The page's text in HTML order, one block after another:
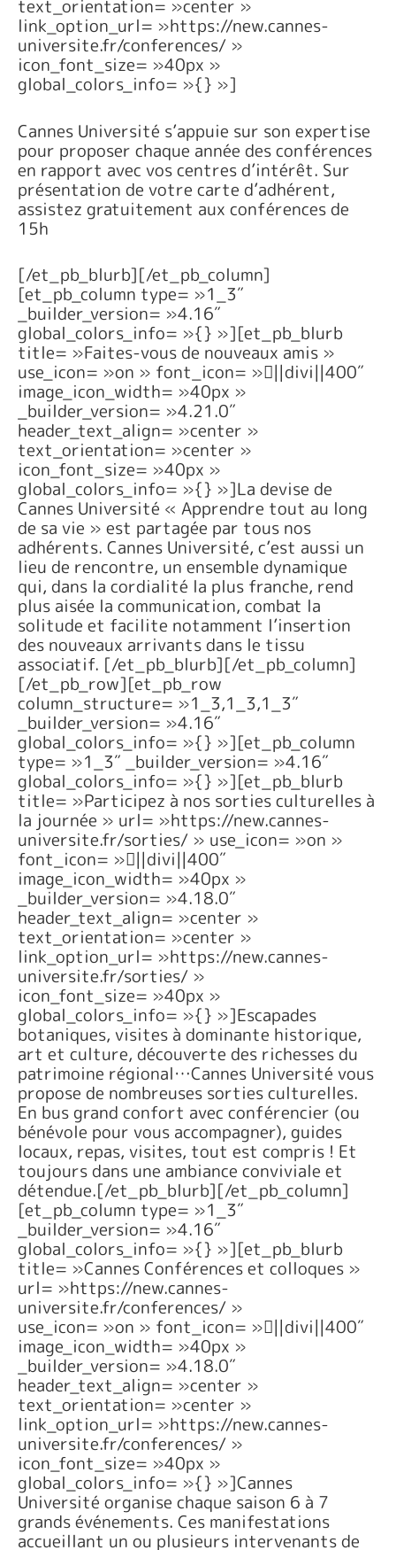
text_orientation= »center »
link_option_url= »https://new.cannes-
universite.fr/conferences/ »
icon_font_size= »40px »
global_colors_info= »{} »]
Cannes Université s’appuie sur son expertise
pour proposer chaque année des conférences
en rapport avec vos centres d’intérêt. Sur
présentation de votre carte d’adhérent,
assistez gratuitement aux conférences de
15h
[/et_pb_blurb][/et_pb_column]
[et_pb_column type= »1_3″
_builder_version= »4.16″
global_colors_info= »{} »][et_pb_blurb
title= »Faites-vous de nouveaux amis »
use_icon= »on » font_icon= »||divi||400″
image_icon_width= »40px »
_builder_version= »4.21.0″
header_text_align= »center »
text_orientation= »center »
icon_font_size= »40px »
global_colors_info= »{} »]La devise de
Cannes Université « Apprendre tout au long
de sa vie » est partagée par tous nos
adhérents. Cannes Université, c’est aussi un
lieu de rencontre, un ensemble dynamique
qui, dans la cordialité la plus franche, rend
plus aisée la communication, combat la
solitude et facilite notamment l’insertion
des nouveaux arrivants dans le tissu
associatif. [/et_pb_blurb][/et_pb_column]
[/et_pb_row][et_pb_row
column_structure= »1_3,1_3,1_3″
_builder_version= »4.16″
global_colors_info= »{} »][et_pb_column
type= »1_3″ _builder_version= »4.16″
global_colors_info= »{} »][et_pb_blurb
title= »Participez à nos sorties culturelles à
la journée » url= »https://new.cannes-
universite.fr/sorties/ » use_icon= »on »
font_icon= »||divi||400″
image_icon_width= »40px »
_builder_version= »4.18.0″
header_text_align= »center »
text_orientation= »center »
link_option_url= »https://new.cannes-
universite.fr/sorties/ »
icon_font_size= »40px »
global_colors_info= »{} »]Escapades
botaniques, visites à dominante historique,
art et culture, découverte des richesses du
patrimoine régional…Cannes Université vous
propose de nombreuses sorties culturelles.
En bus grand confort avec conférencier (ou
bénévole pour vous accompagner), guides
locaux, repas, visites, tout est compris ! Et
toujours dans une ambiance conviviale et
détendue.[/et_pb_blurb][/et_pb_column]
[et_pb_column type= »1_3″
_builder_version= »4.16″
global_colors_info= »{} »][et_pb_blurb
title= »Cannes Conférences et colloques »
url= »https://new.cannes-
universite.fr/conferences/ »
use_icon= »on » font_icon= »||divi||400″
image_icon_width= »40px »
_builder_version= »4.18.0″
header_text_align= »center »
text_orientation= »center »
link_option_url= »https://new.cannes-
universite.fr/conferences/ »
icon_font_size= »40px »
global_colors_info= »{} »]Cannes
Université organise chaque saison 6 à 7
grands événements. Ces manifestations
accueillant un ou plusieurs intervenants de